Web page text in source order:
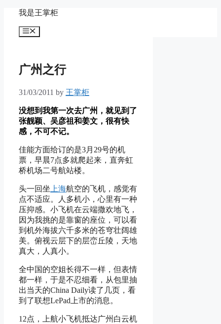
content
我是王掌柜
Menu
广州之行
31/03/2011 by 王掌柜
没想到我第一次去广州，就见到了
张靓颖、吴彦祖和姜文，很有快
感，不可不记。
佳能方面给订的是3月29号的机
票，早晨7点多就爬起来，直奔虹
桥机场二号航站楼。
头一回坐 上海航空的飞机，感觉有
点不适应。人多机小，心里有一种
压抑感。小飞机在云端撒欢地飞，
因为我挑的是靠窗的座位，可以看
到机外海拔六千多米的苍穹壮阔雄
美。俯视云层下的层峦丘陵，天地
真大，人真小。
全中国的空姐长得不一样，但表情
都一样，于是不忍细看，从包里抽
出当天的China Daily读了几页，看
到了联想LePad上市的消息。
12点，上航小飞机抵达广州白云机